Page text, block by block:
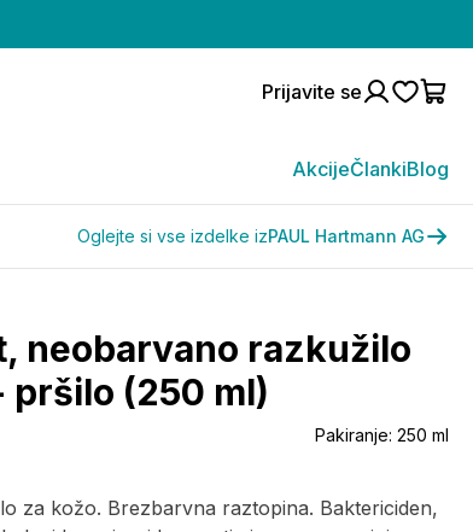
Prijavite se
AkcijeČlankiBlog
Oglejte si vse izdelke izPAUL Hartmann AG
neobarvano razkužilo
pršilo (250 ml)
za kožo. Brezbarvna raztopina. Baktericiden,
Pakiranje: 250 ml